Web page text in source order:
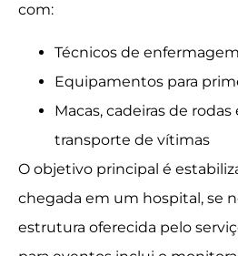
com:
Técnicos de
Equipamentos para
Macas, cadeiras de
transporte de vítimas
O objetivo principal é
chegada em um hospital, se
estrutura oferecida pelo